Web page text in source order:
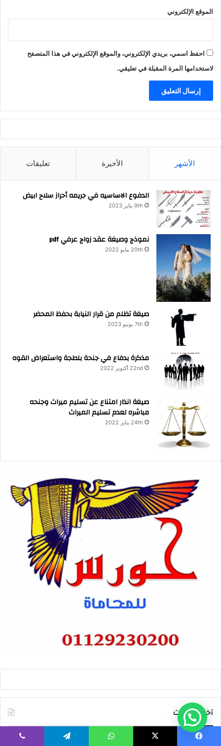
الموقع الإلكتروني
احفظ اسمي، بريدي الإلكتروني، والموقع الإلكتروني في هذا المتصفح
لاستخدامها المرة المقبلة في تعليقي.
الأشهر الأخيرة تعليقات
الدفوع الاساسيه في جريمه أحراز سلاح ابيض
9th يناير 2023
نموذج وصيغة عقد زواج عرفي pdf
20th مايو 2022
صيغة تظلم من قرار النيابة بحفظ المحضر
7th يونيو 2023
مذكرة بدفاع في جنحة بلطجة واستعراض القوه
22nd أكتوبر 2022
صيغة انذار امتناع عن تسليم ميراث وجنحه
مباشره لعدم تسليم الميراث
24th يناير 2022
آخر المقالات